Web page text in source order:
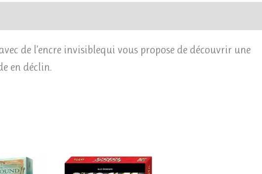
de l’encre invisiblequi vous propose de découvrir une
en déclin.